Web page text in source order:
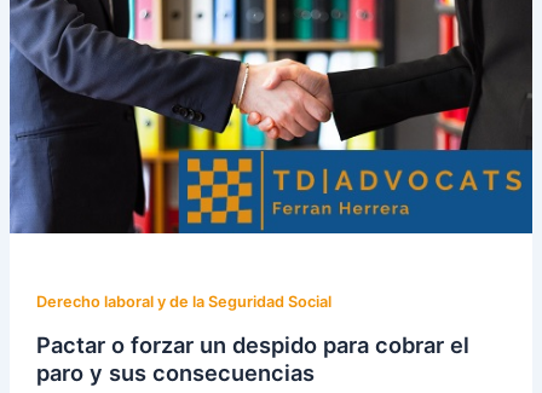
Derecho laboral y de la Seguridad Social
Pactar o forzar un despido para cobrar el
paro y sus consecuencias